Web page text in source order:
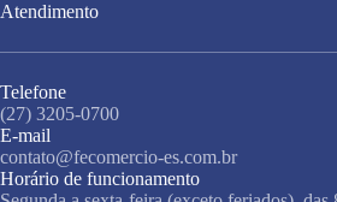
Atendimento
Telefone
(27) 3205-0700
E-mail
contato@fecomercio-es.com.br
Horário de funcionamento